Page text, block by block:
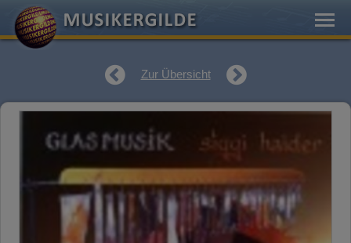
Zur Übersicht